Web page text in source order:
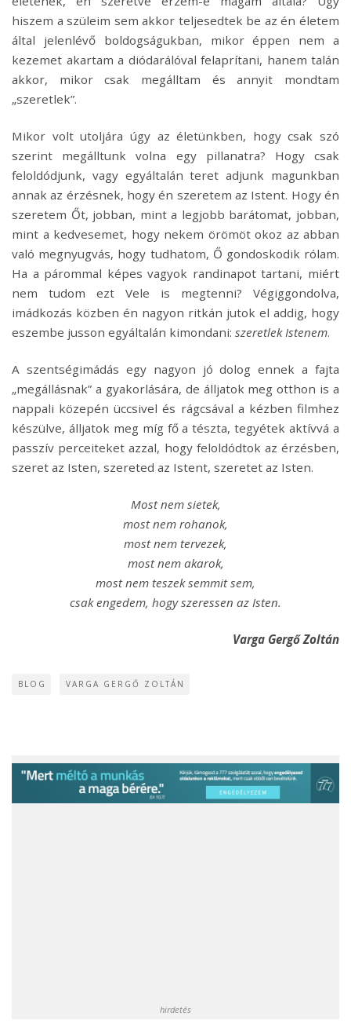
hiszem a szüleim sem akkor teljesedtek be az én életem
által jelenlévő boldogságukban, mikor éppen nem a
kezemet akartam a diódarálóval felaprítani, hanem talán
akkor, mikor csak megálltam és annyit mondtam
„szeretlek”.
Mikor volt utoljára úgy az életünkben, hogy csak szó
szerint megálltunk volna egy pillanatra? Hogy csak
feloldódjunk, vagy egyáltalán teret adjunk magunkban
annak az érzésnek, hogy én szeretem az Istent. Hogy én
szeretem Őt, jobban, mint a legjobb barátomat, jobban,
mint a kedvesemet, hogy nekem örömöt okoz az abban
való megnyugvás, hogy tudhatom, Ő gondoskodik rólam.
Ha a párommal képes vagyok randinapot tartani, miért
nem tudom ezt Vele is megtenni? Végiggondolva,
imádkozás közben én nagyon ritkán jutok el addig, hogy
eszembe jusson egyáltalán kimondani: szeretlek Istenem.
A szentségimádás egy nagyon jó dolog ennek a fajta
„megállásnak” a gyakorlására, de álljatok meg otthon is a
nappali közepén üccsivel és rágcsával a kézben filmhez
készülve, álljatok meg míg fő a tészta, tegyétek aktívvá a
passzív perceiteket azzal, hogy feloldódtok az érzésben,
szeret az Isten, szereted az Istent, szeretet az Isten.
Most nem sietek,
most nem rohanok,
most nem tervezek,
most nem akarok,
most nem teszek semmit sem,
csak engedem, hogy szeressen az Isten.
Varga Gergő Zoltán
BLOG VARGA GERGŐ ZOLTÁN
hirdetés